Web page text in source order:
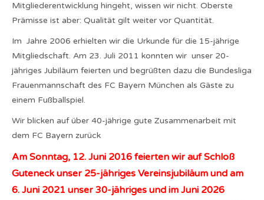
Mitgliederentwicklung hingeht, wissen wir nicht. Oberste
Prämisse ist aber: Qualität gilt weiter vor Quantität.
Im Jahre 2006 erhielten wir die Urkunde für die 15-jährige
Mitgliedschaft. Am 23. Juli 2011 konnten wir unser 20-
jähriges Jubiläum feierten und begrüßten dazu die Bundesliga
Frauenmannschaft des FC Bayern München als Gäste zu
einem Fußballspiel.
Wir blicken auf über 40-jährige gute Zusammenarbeit mit
dem FC Bayern zurück
Am Sonntag, 12. Juni 2016 feierten wir auf Schloß
Guteneck unser 25-jähriges Vereinsjubiläum und am
6. Juni 2021 unser 30-jähriges und im Juni 2026